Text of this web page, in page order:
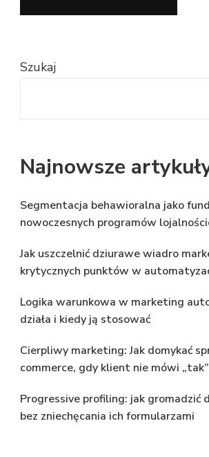
Szukaj
Najnowsze
Segmentacja behawioralna jako
nowoczesnych programów
Jak uszczelnić dziurawe wiadro
krytycznych punktów w
Logika warunkowa w marketing
działa i kiedy ją stosować
Cierpliwy marketing: Jak domykać
commerce, gdy klient nie mówi
Progressive profiling: jak gromadzić
bez zniechęcania ich formularzami